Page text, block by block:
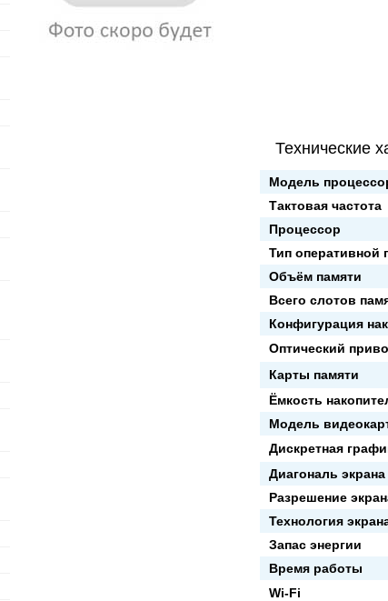
Технические
Модель
Тактовая частота
Процессор
Тип оперативной
Объём памяти
Всего слотов
Конфигурация
Оптический
Карты памяти
Ёмкость
Модель
Дискретная
Диагональ экрана
Разрешение
Технология
Запас энергии
Время работы
Wi-Fi